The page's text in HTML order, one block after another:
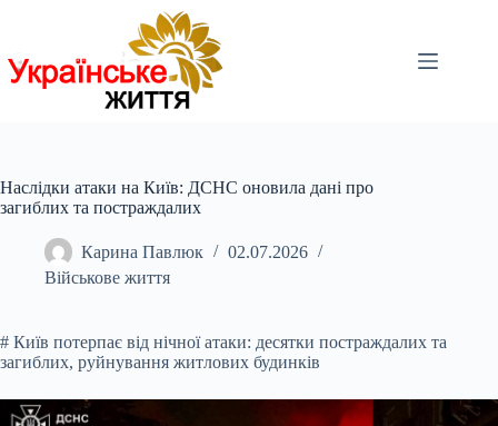
Наслідки атаки на Київ: ДСНС оновила дані про
загиблих та постраждалих
Карина Павлюк
02.07.2026
Військове життя
# Київ потерпає від нічної атаки: десятки постраждалих та
загиблих, руйнування житлових будинків